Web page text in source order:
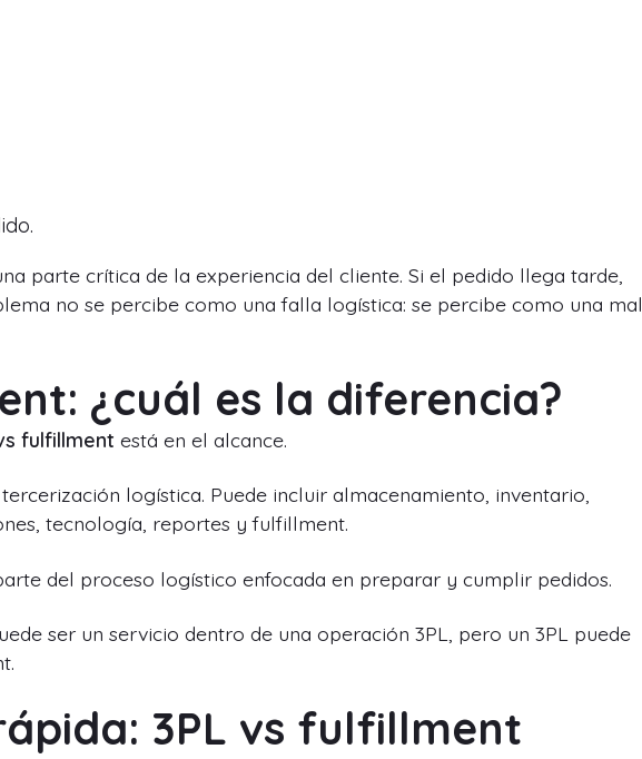
parte crítica de la experiencia del cliente. Si el pedido llega tarde,
no se percibe como una falla logística: se percibe como una
¿cuál es la diferencia?
fulfillment está en el alcance.
logística. Puede incluir almacenamiento, inventario,
tecnología, reportes y fulfillment.
del proceso logístico enfocada en preparar y cumplir pedidos.
ser un servicio dentro de una operación 3PL, pero un 3PL puede
3PL vs fulfillment